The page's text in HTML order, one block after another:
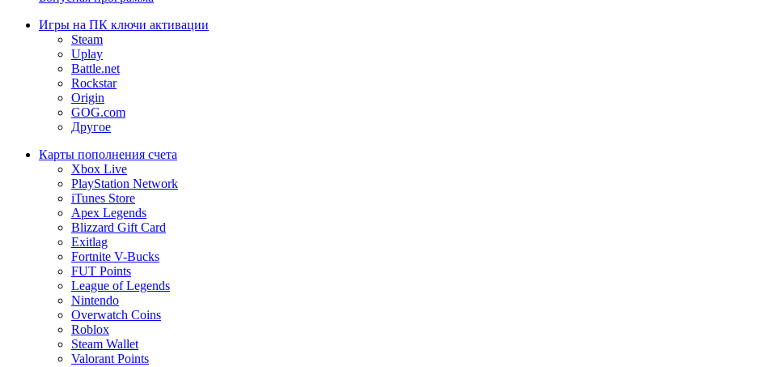
Игры на ПК ключи активации
Steam
Uplay
Battle.net
Rockstar
Origin
GOG.com
Другое
Карты пополнения счета
Xbox Live
PlayStation Network
iTunes Store
Apex Legends
Blizzard Gift Card
Exitlag
Fortnite V-Bucks
FUT Points
League of Legends
Nintendo
Overwatch Coins
Roblox
Steam Wallet
Valorant Points